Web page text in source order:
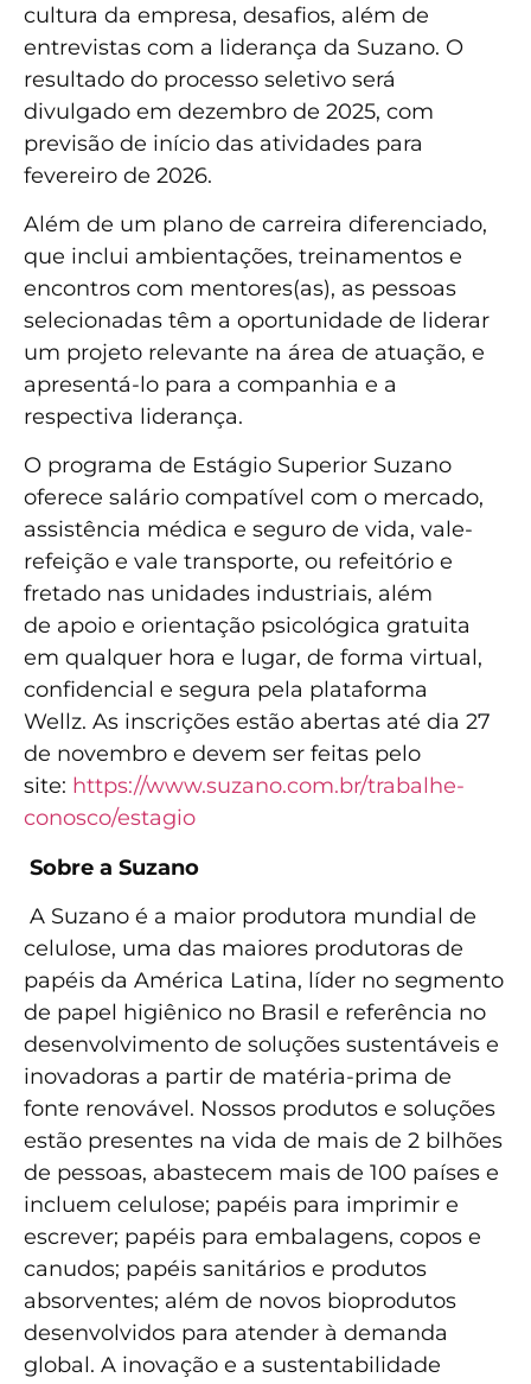
cultura da empresa, desafios, além de
entrevistas com a liderança da Suzano. O
resultado do processo seletivo será
divulgado em dezembro de 2025, com
previsão de início das atividades para
fevereiro de 2026.
Além de um plano de carreira diferenciado,
que inclui ambientações, treinamentos e
encontros com mentores(as), as pessoas
selecionadas têm a oportunidade de liderar
um projeto relevante na área de atuação, e
apresentá-lo para a companhia e a
respectiva liderança.
O programa de Estágio Superior Suzano
oferece salário compatível com o mercado,
assistência médica e seguro de vida, vale-
refeição e vale transporte, ou refeitório e
fretado nas unidades industriais, além
de apoio e orientação psicológica gratuita
em qualquer hora e lugar, de forma virtual,
confidencial e segura pela plataforma
Wellz. As inscrições estão abertas até dia 27
de novembro e devem ser feitas pelo
site: https://www.suzano.com.br/trabalhe-
conosco/estagio
Sobre a Suzano
A Suzano é a maior produtora mundial de
celulose, uma das maiores produtoras de
papéis da América Latina, líder no segmento
de papel higiênico no Brasil e referência no
desenvolvimento de soluções sustentáveis e
inovadoras a partir de matéria-prima de
fonte renovável. Nossos produtos e soluções
estão presentes na vida de mais de 2 bilhões
de pessoas, abastecem mais de 100 países e
incluem celulose; papéis para imprimir e
escrever; papéis para embalagens, copos e
canudos; papéis sanitários e produtos
absorventes; além de novos bioprodutos
desenvolvidos para atender à demanda
global. A inovação e a sustentabilidade